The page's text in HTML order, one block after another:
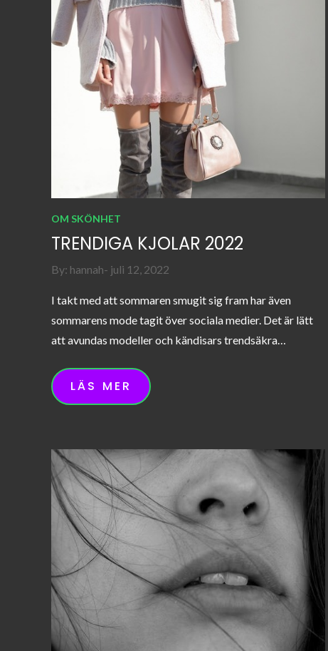
OM SKÖNHET
TRENDIGA KJOLAR 2022
By: hannah Posted
juli 12, 2022
I takt med att sommaren smugit sig fram har även
sommarens mode tagit över sociala medier. Det är lätt
att avundas modeller och kändisars trendsäkra…
LÄS MER